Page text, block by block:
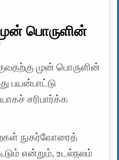
பொருளின்
முன் பொருளின்
பயன்பாட்டு
சரிபார்க்க
நுகர்வோரைத்
என்றும், உடல்நலம்